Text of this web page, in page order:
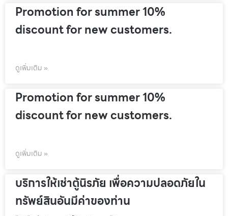
Promotion for summer 10%
discount for new customers.
ดูเพิ่มเติม »
Promotion for summer 10%
discount for new customers.
ดูเพิ่มเติม »
บริการให้เช่าตู้นิรภัย เพื่อความปลอดภัยใน
ทรัพย์สินอันมีค่าของท่าน